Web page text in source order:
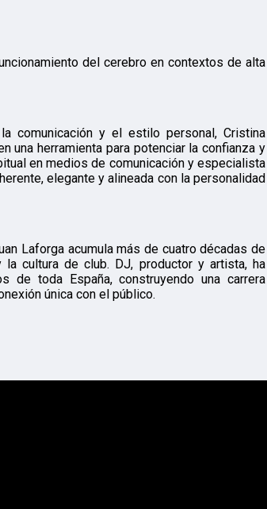
del cerebro en contextos de alta
comunicación y el estilo personal, Cristina
una herramienta para potenciar la confianza y
en medios de comunicación y especialista
elegante y alineada con la personalidad
Laforga acumula más de cuatro décadas de
cultura de club. DJ, productor y artista, ha
de toda España, construyendo una carrera
única con el público.